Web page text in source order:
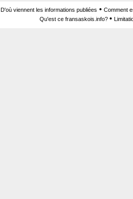
D'où viennent les informations publiées • Comment
Qu'est ce fransaskois.info? •